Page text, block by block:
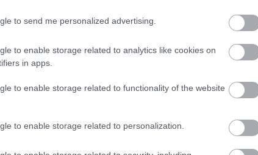
to send me personalized advertising.
to enable storage related to analytics like cookies on
in apps.
to enable storage related to functionality of the website
to enable storage related to personalization.